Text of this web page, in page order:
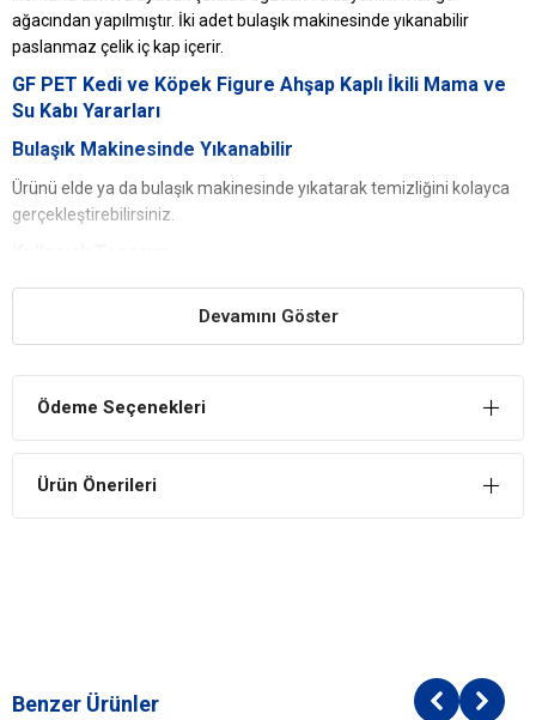
ağacından yapılmıştır. İki adet bulaşık makinesinde yıkanabilir
paslanmaz çelik iç kap içerir.
GF PET Kedi ve Köpek Figure Ahşap Kaplı İkili Mama ve
Su Kabı Yararları
Bulaşık Makinesinde Yıkanabilir
Ürünü elde ya da bulaşık makinesinde yıkatarak temizliğini kolayca
gerçekleştirebilirsiniz.
Mama ve su kabı son derece kullanışlıdır. Geniş haznesi ile mama
ve su muhafazasını en iyi şekilde gerçekleştirir.
Tüm dekor stillerine uyum sağlayan bir tasarıma sahiptir. Egzotik ve
dayanıklı mango ağacından imal edilmiştir.
Ürün, kedi ve köpekler için özel olarak üretilmiştir. Evcil hayvanların
Devamını Göster
Ödeme Seçenekleri
Ürün Önerileri
Benzer Ürünler